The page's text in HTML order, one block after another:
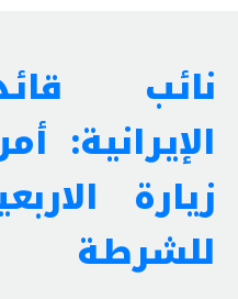
نائب
الإيرانية:
زيارة
للشرطة